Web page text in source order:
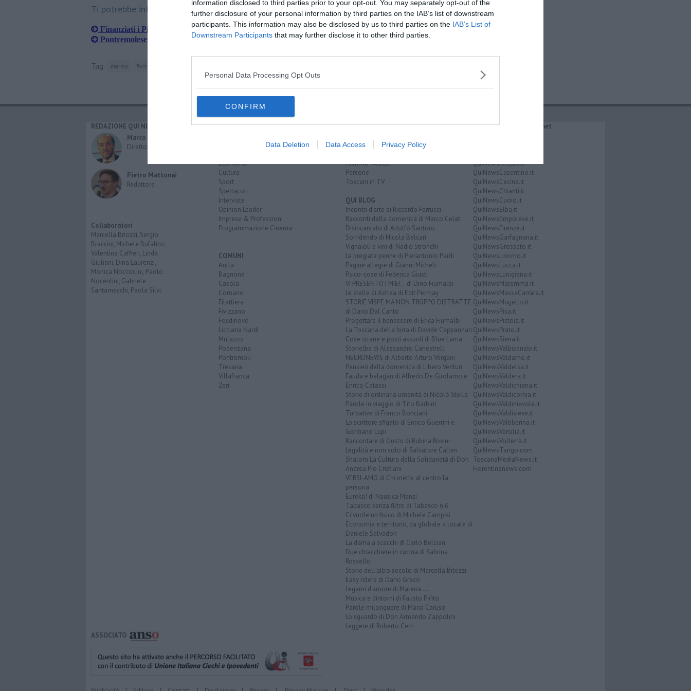
information disclosed to third parties prior to your opt-out. You may separately opt-out of the
further disclosure of your personal information by third parties on the IAB’s list of downstream
participants. This information may also be disclosed by us to third parties on the IAB’s List of
Downstream Participants that may further disclose it to other third parties.
Personal Data Processing Opt Outs
CONFIRM
Data Deletion Data Access Privacy Policy
Ti potrebbe interessare anche:
Finanziati i Piani Strutturali Intercomunali
Pontremolese: torna la speranza del raddoppiamento
Tag marmo fivizzano
REDAZIONE QUI NEWS
Marco Migli
Direttore Responsabile
Pietro Mattonai
Redattore
Collaboratori
Marcella Bitozzi, Sergio
Braccini, Michele Bufalino,
Valentina Caffieri, Linda
Giuliani, Dina Laurenzi,
Monica Nocciolini, Paolo
Nocentini, Gabriele
Santarnecchi, Paola Silvi.
CATEGORIE
Economia
Cultura
Sport
Spettacoli
Interviste
Opinion Leader
Imprese & Professioni
Programmazione Cinema
COMUNI
Aulla
Bagnone
Casola
Comano
Filattiera
Fivizzano
Fosdinovo
Licciana Nardi
Mulazzo
Podenzana
Pontremoli
Tresana
Villafranca
Zeri
RUBRICHE
Più Letti della settimana
Archivio Notizie
Persone
Toscani in TV
QUI BLOG
Incontri d'arte di Riccardo Ferrucci
Racconti della domenica di Marco Celati
Disincantato di Adolfo Santoro
Sorridendo di Nicola Belcari
Vignaioli e vini di Nadio Stronchi
Le pregiate penne di Pierantonio Pardi
Pagine allegre di Gianni Micheli
Psico-cose di Federica Giusti
VI PRESENTO I MIEI... di Dino Fiumalbi
Le stelle di Astrea di Edit Permay
STORIE VISPE MA NON TROPPO DISTRATTE
di Dario Dal Canto
Progettare il benessere di Erica Fiumalbi
La Toscana della birra di Davide Cappannari
Cose strane e posti assurdi di Blue Lama
Storielba di Alessandro Canestrelli
NEURONEWS di Alberto Arturo Vergani
Pensieri della domenica di Libero Venturi
Fauda e balagan di Alfredo De Girolamo e
Enrico Catassi
Storie di ordinaria umanità di Nicolò Stella
Parole in viaggio di Tito Barbini
Turbative di Franco Bonciani
Lo scrittore sfigato di Enrico Guerrini e
Gordiano Lupi
Raccontare di Gusto di Rubina Rovini
Legalità e non solo di Salvatore Calleri
Shalom La Cultura della Solidarietà di Don
Andrea Pio Cristiani
VERSI-AMO di Chi mette al centro la
persona
Eureka! di Nausica Manzi
Tabasco senza filtro di Tabasco n.6
Ci vuole un fisico di Michele Campisi
Economia e territorio, da globale a locale di
Daniele Salvadori
La dama a scacchi di Carlo Belciani
Due chiacchiere in cucina di Sabrina
Rossello
Storie dell'altro secolo di Marcella Bitozzi
Easy ridere di Dario Greco
Legami d'amore di Malena ...
Musica e dintorni di Fausto Pirìto
Parole milonguere di Maria Caruso
Lo sguardo di Don Armando Zappolini
Leggere di Roberto Cerri
IL NETWORK QuiNews.net
QuiNewsArezzo.it
QuiNewsCasentino.it
QuiNewsCecina.it
QuiNewsChianti.it
QuiNewsCuoio.it
QuiNewsElba.it
QuiNewsEmpolese.it
QuiNewsFirenze.it
QuiNewsGarfagnana.it
QuiNewsGrosseto.it
QuiNewsLivorno.it
QuiNewsLucca.it
QuiNewsLunigiana.it
QuiNewsMaremma.it
QuiNewsMassaCarrara.it
QuiNewsMugello.it
QuiNewsPisa.it
QuiNewsPistoia.it
QuiNewsPrato.it
QuiNewsSiena.it
QuiNewsValbisenzio.it
QuiNewsValdarno.it
QuiNewsValdelsa.it
QuiNewsValdera.it
QuiNewsValdichiana.it
QuiNewsValdicornia.it
QuiNewsValdinievole.it
QuiNewsValdisieve.it
QuiNewsValtiberina.it
QuiNewsVersilia.it
QuiNewsVolterra.it
QuiNewsTango.com
ToscanaMediaNews.it
Fiorentinanews.com
ASSOCIATO